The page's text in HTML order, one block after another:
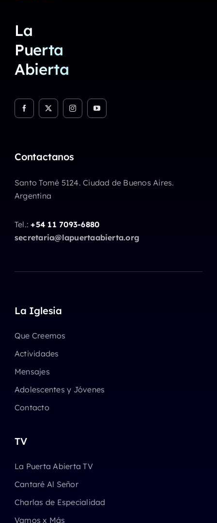
La
Puerta
Abierta
Contactanos
Santo Tomé 5124. Ciudad de Buenos Aires.
Argentina
Tel.:+54 11 7093-6880
secretaria@lapuertaabierta.org
La Iglesia
Que Creemos
Actividades
Mensajes
Adolescentes y Jóvenes
Contacto
TV
La Puerta Abierta TV
Cantaré Al Señor
Charlas de Especialidad
Vamos x Más